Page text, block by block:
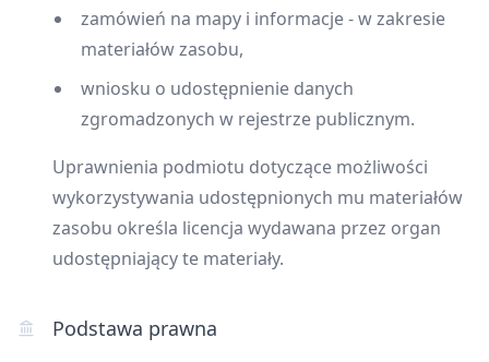
zamówień na mapy i informacje - w zakresie
materiałów zasobu,
wniosku o udostępnienie danych
zgromadzonych w rejestrze publicznym.
Uprawnienia podmiotu dotyczące możliwości
wykorzystywania udostępnionych mu materiałów
zasobu określa licencja wydawana przez organ
udostępniający te materiały.
Podstawa prawna